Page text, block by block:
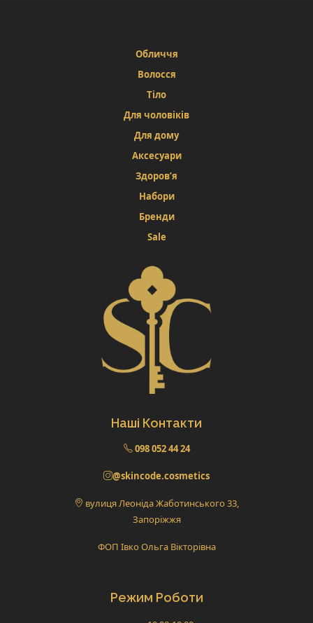
Обличчя
Волосся
Тіло
Для чоловіків
Для дому
Аксесуари
Здоров’я
Набори
Бренди
Sale
Наші Контакти
098 052 44 24
@skincode.cosmetics
вулиця Леоніда Жаботинського 33,
Запоріжжя
ФОП Івко Ольга Вікторівна
Режим Роботи